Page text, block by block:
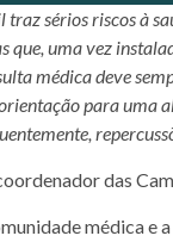
traz sérios riscos à
que, uma vez
médica deve
para uma
das
médica e